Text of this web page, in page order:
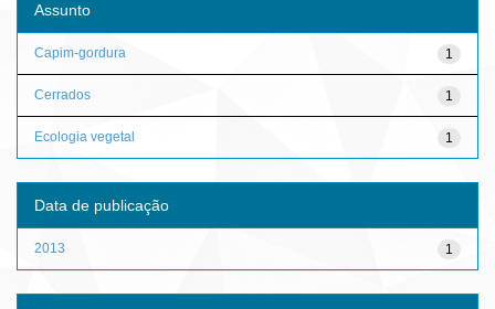
Assunto
1
Capim-gordura
1
Cerrados
1
Ecologia vegetal
Data de publicação
1
2013